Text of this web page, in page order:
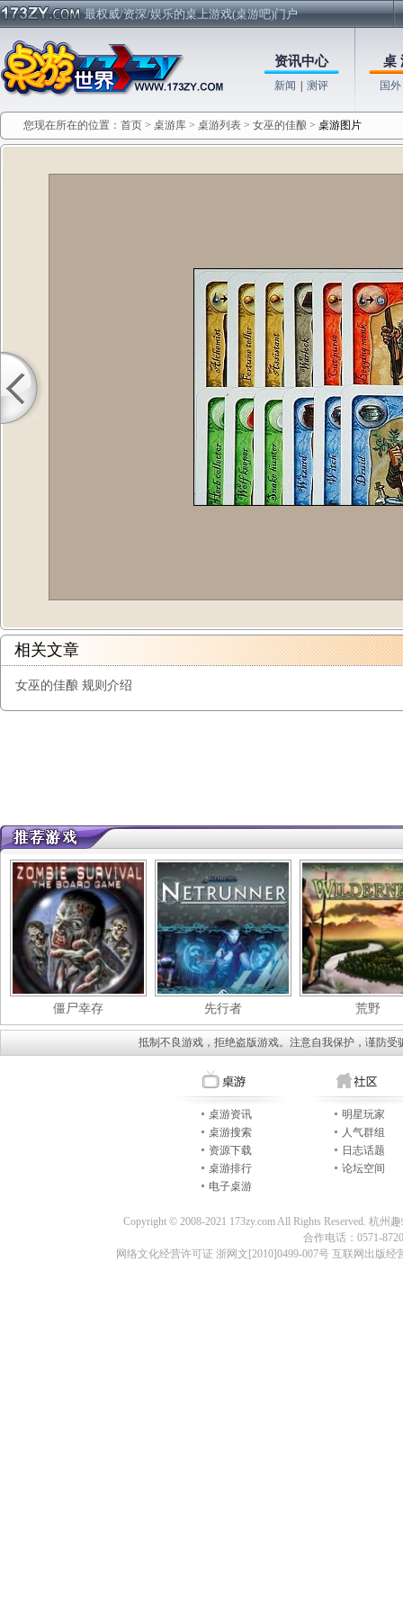
最权威/资深/娱乐的桌上游戏(桌游吧)门户
资讯中心
新闻 测评
桌
国外
您现在所在的位置： 首页 > 桌游库 > 桌游列表 > 女巫的佳酿 > 桌游图片
相关文章
女巫的佳酿 规则介绍
僵尸幸存 先行者 荒野
抵制不良游戏，拒绝盗版游戏。注意自我保护，谨防
桌游资讯
桌游搜索
资源下载
桌游排行
电子桌游
明星玩家
人气群组
日志话题
论坛空间
Copyright © 2008-2021 173zy.com All Rights Reserved. 杭
合作电话：0571-
网络文化经营许可证 浙网文[2010]0499-007号 互联网出版